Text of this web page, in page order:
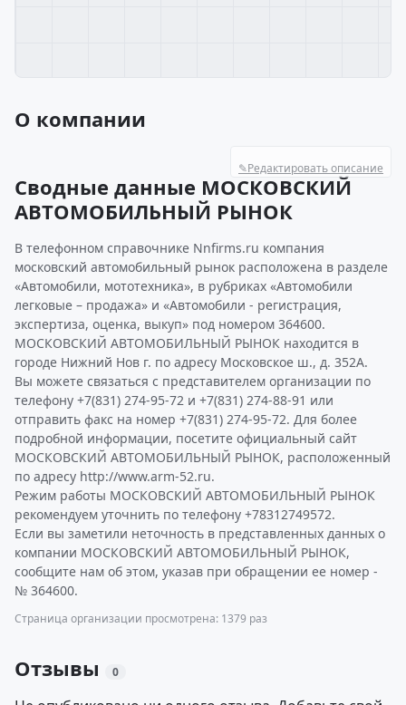
О компании
✎Редактировать описание
Сводные данные МОСКОВСКИЙ
АВТОМОБИЛЬНЫЙ РЫНОК
В телефонном справочнике Nnfirms.ru компания
московский автомобильный рынок расположена в разделе
«Автомобили, мототехника», в рубриках «Автомобили
легковые – продажа» и «Автомобили - регистрация,
экспертиза, оценка, выкуп» под номером 364600.
МОСКОВСКИЙ АВТОМОБИЛЬНЫЙ РЫНОК находится в
городе Нижний Нов г. по адресу Московское ш., д. 352А.
Вы можете связаться с представителем организации по
телефону +7(831) 274-95-72 и +7(831) 274-88-91 или
отправить факс на номер +7(831) 274-95-72. Для более
подробной информации, посетите официальный сайт
МОСКОВСКИЙ АВТОМОБИЛЬНЫЙ РЫНОК, расположенный
по адресу http://www.arm-52.ru.
Режим работы МОСКОВСКИЙ АВТОМОБИЛЬНЫЙ РЫНОК
рекомендуем уточнить по телефону +78312749572.
Если вы заметили неточность в представленных данных о
компании МОСКОВСКИЙ АВТОМОБИЛЬНЫЙ РЫНОК,
сообщите нам об этом, указав при обращении ее номер -
№ 364600.
Страница организации просмотрена: 1379 раз
Отзывы 0